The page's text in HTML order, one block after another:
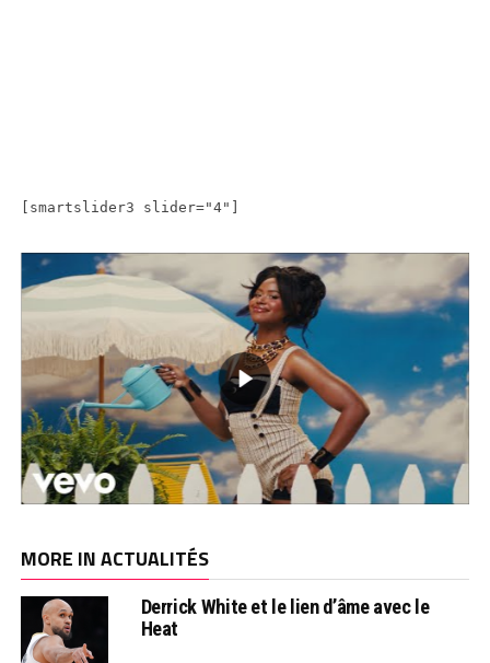
[smartslider3 slider="4"]
MORE IN ACTUALITÉS
Derrick White et le lien d’âme avec le
Heat